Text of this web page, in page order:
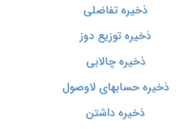
ذخیره تفاضلی
ذخیره توزیع دوز
ذخیره چالابی
ذخیره حسابهای لاوصول
ذخیره داشتن